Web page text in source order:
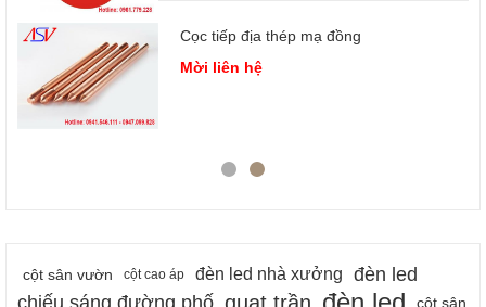
Cọc tiếp địa thép mạ đồng
Mời liên hệ
cột sân vườn cột cao áp đèn led nhà xưởng
đèn led
cột sân